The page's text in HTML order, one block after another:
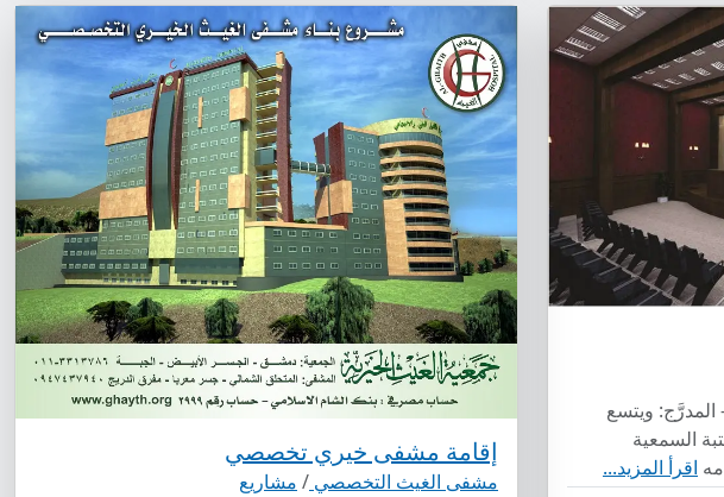
التدريب والتأهيل العلمي وتشمل1- المدرَّج: ويتسع
والمكتبة السمعية
اقرأ المزيد...
إقامة مشفى خيري تخصصي
مشفى الغيث التخصصي / مشاريع